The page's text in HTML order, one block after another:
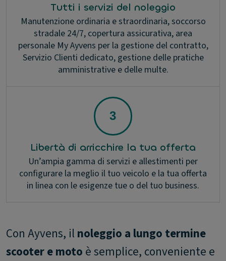
Tutti i servizi del noleggio
Manutenzione ordinaria e straordinaria, soccorso
stradale 24/7, copertura assicurativa, area
personale My Ayvens per la gestione del contratto,
Servizio Clienti dedicato, gestione delle pratiche
amministrative e delle multe.
Libertà di arricchire la tua offerta
Un’ampia gamma di servizi e allestimenti per
configurare la meglio il tuo veicolo e la tua offerta
in linea con le esigenze tue o del tuo business.
Con Ayvens, il noleggio a lungo termine
scooter e moto è semplice, conveniente e